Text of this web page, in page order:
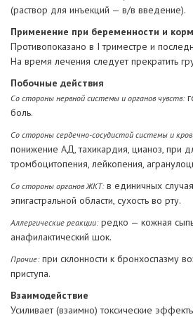
(раствор для инъекций — в/в введение).
Применение при беременности и
Противопоказано в I триместре и
На время лечения следует прекратить
Побочные действия
Со стороны нервной системы и органов чувств:
боль.
Со стороны сердечно-сосудистой системы и
понижение АД, тахикардия, цианоз, при
тромбоцитопения, лейкопения,
Со стороны органов ЖКТ:в единичных
эпигастральной области, сухость во рту.
Аллергические реакции:редко — кожная
анафилактический шок.
Прочие:при склонности к бронхоспазму
приступа.
Взаимодействие
Усиливает (взаимно) токсические